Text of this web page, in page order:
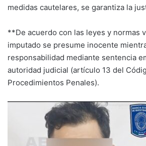
medidas cautelares, se garantiza la
**De acuerdo con las leyes y normas
imputado se presume inocente
responsabilidad mediante sentencia
autoridad judicial (artículo 13 del
Procedimientos Penales).